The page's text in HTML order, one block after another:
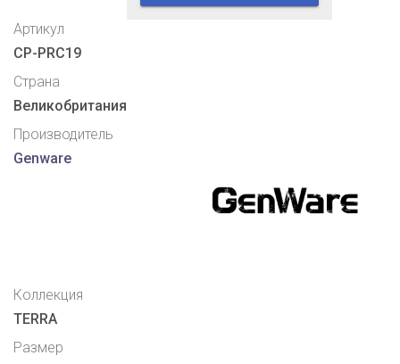
Артикул
CP-PRC19
Страна
Великобритания
Производитель
Genware
Коллекция
TERRA
Размер